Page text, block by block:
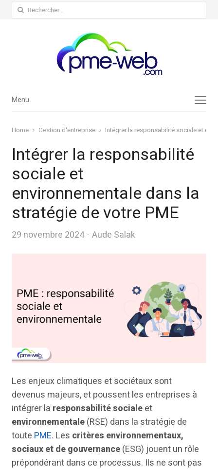
Rechercher :
Menu
Menu
Home Gestion d'entreprise Intégrer la responsabilité sociale et
Intégrer la responsabilité
sociale et
environnementale dans la
stratégie de votre PME
29 novembre 2024 Author
Aude Salak
Les enjeux climatiques et sociétaux sont
devenus majeurs, et poussent les entreprises à
intégrer la responsabilité socialeet
environnementale(RSE) dans la stratégie de
toute PME. Les critères environnementaux,
sociaux et de gouvernance(ESG) jouent un rôle
prépondérant dans ce processus. Ils ne sont pas